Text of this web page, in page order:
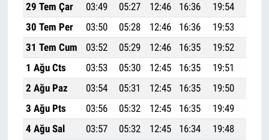
29 Tem Çar
03:49 05:27 12:46 16:36 19:54
30 Tem Per
03:50 05:28 12:46 16:36 19:53
31 Tem Cum
03:52 05:29 12:46 16:35 19:52
1 Ağu Cts
03:53 05:30 12:45 16:35 19:51
2 Ağu Paz
03:54 05:31 12:45 16:35 19:50
3 Ağu Pts
03:56 05:32 12:45 16:35 19:49
4 Ağu Sal
03:57 05:32 12:45 16:34 19:48